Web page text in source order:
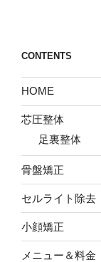
CONTENTS
HOME
芯圧整体
足裏整体
骨盤矯正
セルライト除去
小顔矯正
メニュー＆料金